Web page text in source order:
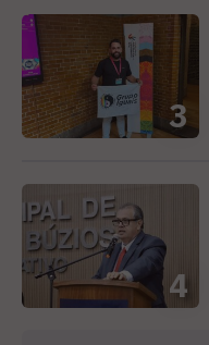
3
4